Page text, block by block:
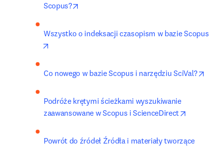
Scopus?
Wszystko o indeksacji czasopism w bazie Scopus
Co nowego w bazie Scopus i narzędziu SciVal?
Podróże krętymi ścieżkami wyszukiwanie
zaawansowane w Scopus i ScienceDirect
Powrót do źródeł Źródła i materiały tworzące